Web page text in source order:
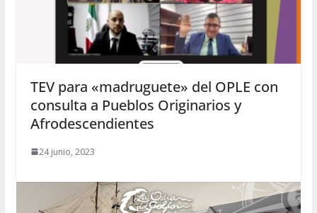
TEV para «madruguete» del OPLE con
consulta a Pueblos Originarios y
Afrodescendientes
24 junio, 2023